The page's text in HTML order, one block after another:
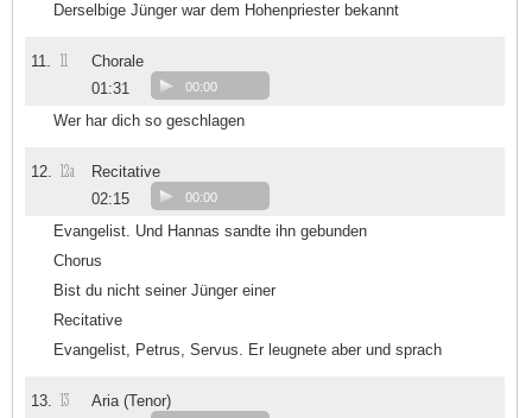
Derselbige Jünger war dem Hohenpriester bekannt
11. 11
Chorale
01:31
00:00
Wer har dich so geschlagen
12. 12a
Recitative
02:15
00:00
Evangelist. Und Hannas sandte ihn gebunden
Chorus
Bist du nicht seiner Jünger einer
Recitative
Evangelist, Petrus, Servus. Er leugnete aber und sprach
13. 13
Aria (Tenor)